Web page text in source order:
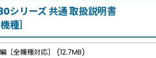
シリーズ共通 取扱説明書
種］
［全機種対応］ (12.7MB)